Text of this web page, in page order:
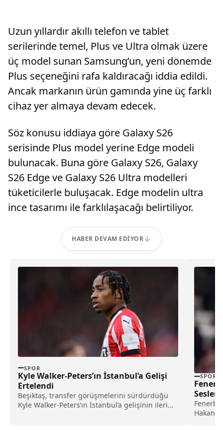
Uzun yıllardır akıllı telefon ve tablet
serilerinde temel, Plus ve Ultra olmak üzere
üç model sunan Samsung’un, yeni dönemde
Plus seçeneğini rafa kaldıracağı iddia edildi.
Ancak markanın ürün gamında yine üç farklı
cihaz yer almaya devam edecek.
Söz konusu iddiaya göre Galaxy S26
serisinde Plus model yerine Edge modeli
bulunacak. Buna göre Galaxy S26, Galaxy
S26 Edge ve Galaxy S26 Ultra modelleri
tüketicilerle buluşacak. Edge modelin ultra
ince tasarımı ile farklılaşacağı belirtiliyor.
HABER DEVAM EDIYOR
SPOR
Kyle Walker-Peters’ın İstanbul’a Gelişi
Ertelendi
Beşiktaş, transfer görüşmelerini sürdürdüğü
Kyle Walker-Peters’ın İstanbul’a gelişinin ileri
SPOR
Sesleri!
Hakan